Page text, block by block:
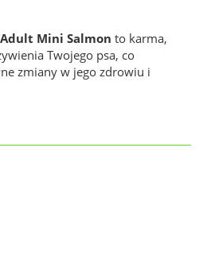
Adult Mini Salmon to karma,
Twojego psa, co
zmiany w jego zdrowiu i